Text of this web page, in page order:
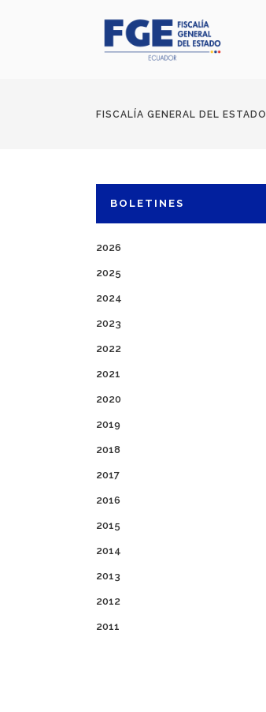
FISCALÍA GENERAL DEL ESTADO
BOLETINES
2026
2025
2024
2023
2022
2021
2020
2019
2018
2017
2016
2015
2014
2013
2012
2011